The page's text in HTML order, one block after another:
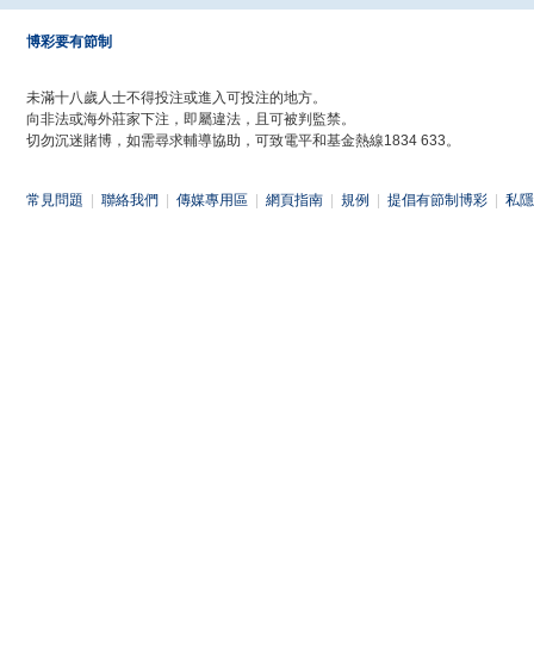
博彩要有節制
未滿十八歲人士不得投注或進入可投注的地方。
向非法或海外莊家下注，即屬違法，且可被判監禁。
切勿沉迷賭博，如需尋求輔導協助，可致電平和基金熱線1834 633。
常見問題 聯絡我們 傳媒專用區 網頁指南 規例 提倡有節制博彩 私